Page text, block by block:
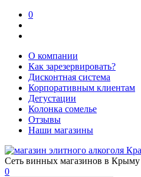
0
О компании
Как зарезервировать?
Дисконтная система
Корпоративным клиентам
Дегустации
Колонка сомелье
Отзывы
Наши магазины
Сеть винных магазинов в Крыму
0